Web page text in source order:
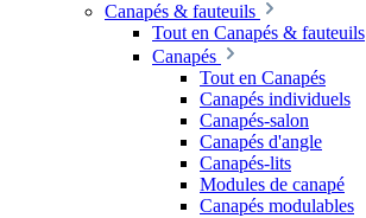
Canapés & fauteuils
Tout en Canapés & fauteuils
Canapés
Tout en Canapés
Canapés individuels
Canapés-salon
Canapés d'angle
Canapés-lits
Modules de canapé
Canapés modulables